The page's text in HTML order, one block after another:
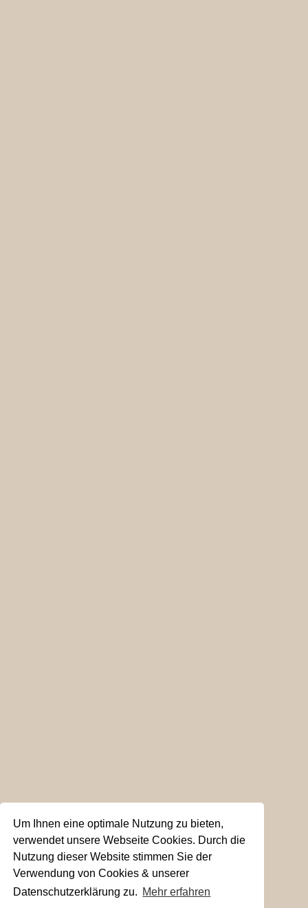
Um Ihnen eine optimale Nutzung zu bieten,
verwendet unsere Webseite Cookies. Durch die
Nutzung dieser Website stimmen Sie der
Verwendung von Cookies & unserer
Datenschutzerklärung zu. Mehr erfahren